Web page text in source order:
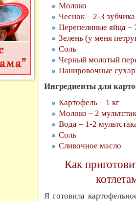
Молоко
Чеснок – 2-3 зубчика
Перепелиные яйца –
Зелень (у меня
Соль
Черный молотый
Панировочные
Ингредиенты для
Картофель – 1 кг
Молоко – 2
Вода – 1-2
Соль
Сливочное масло
Как
Я готовила